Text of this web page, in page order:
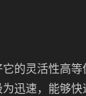
的灵活性高
迅速，能够